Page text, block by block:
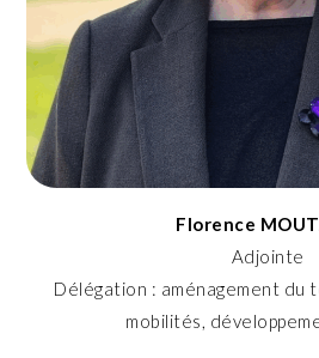
Florence
Adjointe
Délégation : aménagement du
mobilités,